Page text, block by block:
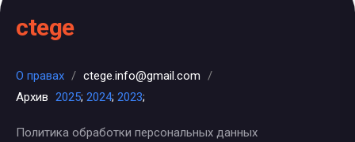
ctege
О правах / ctege.info@gmail.com /
Архив 2025; 2024; 2023;
Политика обработки персональных данных